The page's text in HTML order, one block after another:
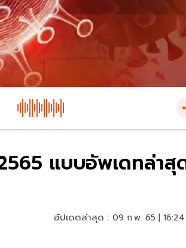
แบบอัพเดทล่าสุ
อัปเดตล่าสุด : 09 ก.พ. 65 |